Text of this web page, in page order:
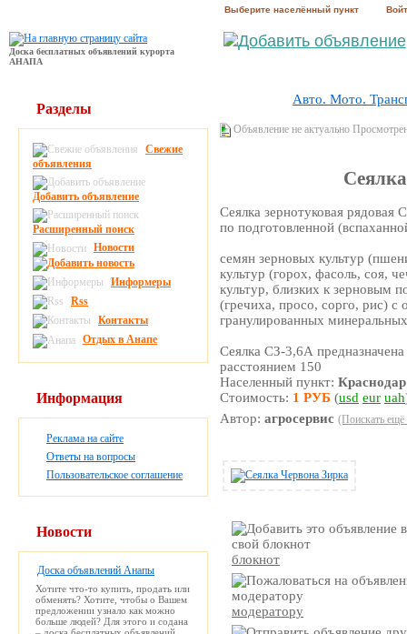
Выберите населённый пункт
Доска бесплатных объявлений курорта
АНАПА
Авто. Мото.
Объявление не актуально
Сеялка зернотуковая рядовая
по подготовленной
семян зерновых культур
культур (горох, фасоль, соя,
культур, близких к зерновым
(гречиха, просо, сорго, рис)
гранулированных
Сеялка СЗ-3,6А
расстоянием 150
Населенный пункт:Краснодар
Стоимость: 1 РУБ (usd eur uah
Автор:агросервис (Поискать ещё
блокнот
модератору
Разделы
Свежие
объявления
Добавить объявление
Расширенный поиск
Новости
Информеры
Rss
Контакты
Отдых в Анапе
Информация
Реклама на сайте
Ответы на вопросы
Пользовательское соглашение
Новости
Доска объявлений Анапы
Хотите что-то купить, продать или
обменять? Хотите, чтобы о Вашем
предложении узнало как можно
больше людей? Для этого и содана
– доска бесплатных объявлений